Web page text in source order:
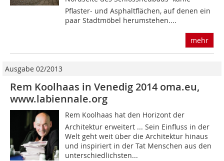
Pflaster- und Asphaltflächen, auf denen ein
paar Stadtmöbel herumstehen....
mehr
Ausgabe 02/2013
Rem Koolhaas in Venedig 2014 oma.eu,
www.labiennale.org
Rem Koolhaas hat den Horizont der
Architektur erweitert ... Sein Einfluss in der
Welt geht weit über die Architektur hinaus
und inspiriert in der Tat Menschen aus den
unterschiedlichsten...